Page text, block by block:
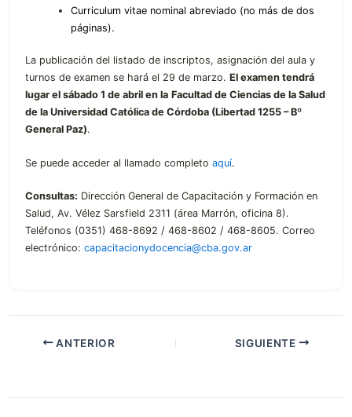
Curriculum vitae nominal abreviado (no más de dos
páginas).
La publicación del listado de inscriptos, asignación del aula y
turnos de examen se hará el 29 de marzo. El examen tendrá
lugar el sábado 1 de abril en la Facultad de Ciencias de la Salud
de la Universidad Católica de Córdoba (Libertad 1255 – Bº
General Paz).
Se puede acceder al llamado completo aquí.
Consultas: Dirección General de Capacitación y Formación en
Salud, Av. Vélez Sarsfield 2311 (área Marrón, oficina 8).
Teléfonos (0351) 468-8692 / 468-8602 / 468-8605. Correo
electrónico: capacitacionydocencia@cba.gov.ar
ANTERIOR SIGUIENTE